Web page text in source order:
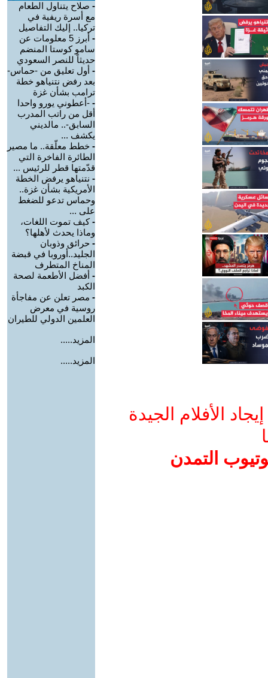
الأفلام الجيدة
التمدن
- صلاح يتناول الطعام
مع أسرة ريفية في
تركيا.. إليك التفاصيل
-
أبرز 5 معلومات عن
سامو كوستا المنضم
حديثاً للنصر السعودي
- أول تعليق من -حماس-
بعد رفض نتنياهو خطة
ترامب بشأن غزة
- -أعطوني يورو واحدا
أقل من راتب المدرب
السابق-.. مالديني
يكشف ...
- خطط معلّقة.. ما مصير
الطائرة الفاخرة التي
قدّمتها قطر للرئيس ...
- نتنياهو يرفض الخطة
الأمريكية بشأن غزة..
وحماس تدعو للضغط
على ...
-كيف تموت اللغات،
وماذا يحدث لأهلها؟
- حرائق وذوبان
الجليد..أوروبا في قبضة
المناخ المتطرف
- أفضل الأطعمة لصحة
الكبد
- مصر تعلن عن مفاجأة
روسية في معرض
العلمين الدولي للطيران
المزيد.....
المزيد.....